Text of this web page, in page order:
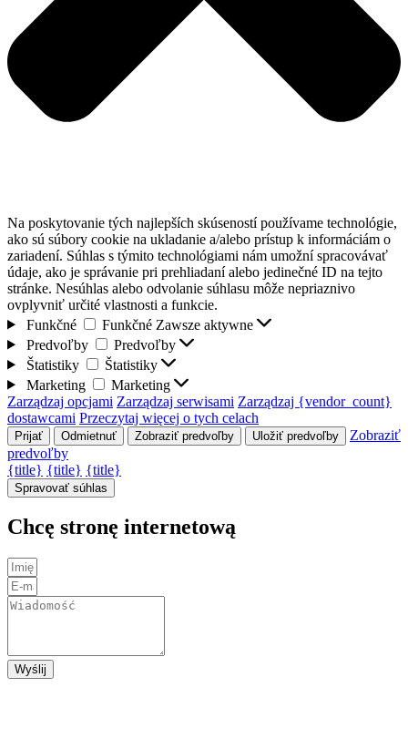
Na poskytovanie tých najlepších skúseností používame technológie,
ako sú súbory cookie na ukladanie a/alebo prístup k informáciám o
zariadení. Súhlas s týmito technológiami nám umožní spracovávať
údaje, ako je správanie pri prehliadaní alebo jedinečné ID na tejto
stránke. Nesúhlas alebo odvolanie súhlasu môže nepriaznivo
ovplyvniť určité vlastnosti a funkcie.
Funkčné
Funkčné Zawsze aktywne
Predvoľby
Predvoľby
Štatistiky
Štatistiky
Marketing
Marketing
Zarządzaj opcjami Zarządzaj serwisami Zarządzaj {vendor_count}
dostawcami Przeczytaj więcej o tych celach
Prijať Odmietnuť Zobraziť predvoľby Uložiť predvoľby
Zobraziť
predvoľby
{title} {title} {title}
Spravovať súhlas
Chcę stronę internetową
Wyślij